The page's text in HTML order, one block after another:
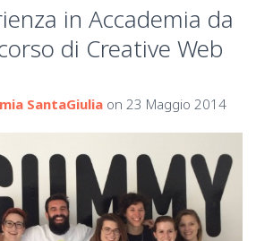
in Accademia da
di Creative Web
SantaGiulia on 23 Maggio 2014